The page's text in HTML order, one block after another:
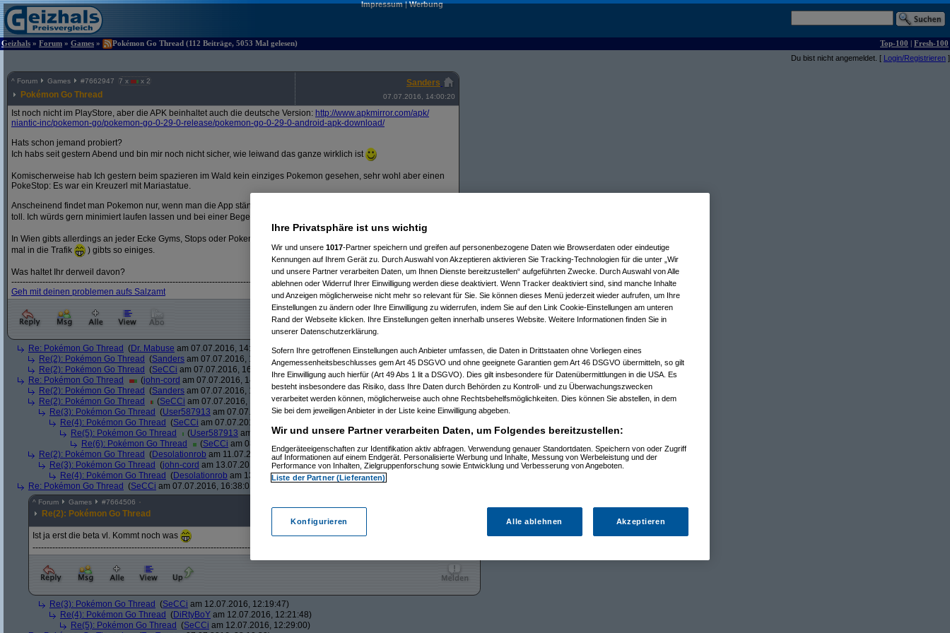
Impressum|Werbung
Geizhals » Forum » Games » Pokémon Go Thread (112 Beiträge, 5053 Mal gelesen) Top-100 | Fresh-100
Du bist nicht angemeldet. [ Login/Registrieren ]
^ Forum Games #7662947 7 x x 2
Pokémon Go Thread
Sanders
07.07.2016, 14:00:20
Ist noch nicht im PlayStore, aber die APK beinhaltet auch die deutsche Version: http://www.apkmirror.com/apk/
niantic-inc/pokemon-go/pokemon-go-0-29-0-release/pokemon-go-0-29-0-android-apk-download/
Hats schon jemand probiert?
Ich habs seit gestern Abend und bin mir noch nicht sicher, wie leiwand das ganze wirklich ist
Komischerweise hab Ich gestern beim spazieren im Wald kein einziges Pokemon gesehen, sehr wohl aber einen
PokeStop: Es war ein Kreuzerl mit Mariastatue.
Anscheinend findet man Pokemon nur, wenn man die App ständig im Vordergrund laufen hat. Das find Ich nicht so
toll. Ich würds gern minimiert laufen lassen und bei einer Begegnung per vibration informiert werden
In Wien gibts allerdings an jeder Ecke Gyms, Stops oder Pokemon. Bei mir rund ums Bürogebäude (ich musste halt
mal in die Trafik
) gibts so einiges.
Was haltet Ihr derweil davon?
-----------------------------------------------------------------------------------------------------------------------------
Geh mit deinen problemen aufs Salzamt
Re: Pokémon Go Thread (Dr. Mabuse am 07.07.2016, 14:16:24)
Re(2): Pokémon Go Thread (Sanders am 07.07.2016, 14:20:36)
Re(2): Pokémon Go Thread (SeCCi am 07.07.2016, 16:28:49)
Re: Pokémon Go Thread
(john-cord am 07.07.2016, 14:28:58)
Re(2): Pokémon Go Thread (Sanders am 07.07.2016, 15:38:04)
Re(2): Pokémon Go Thread
(SeCCi am 07.07.2016, 16:37:19)
Re(3): Pokémon Go Thread (User587913 am 07.07.2016, 23:00:36)
Re(4): Pokémon Go Thread (SeCCi am 07.07.2016, 23:28:50)
Re(5): Pokémon Go Thread
(User587913 am 08.07.2016, 11:16:30)
Re(6): Pokémon Go Thread
(SeCCi am 08.07.2016, 11:50:57)
Re(2): Pokémon Go Thread (Desolationrob am 11.07.2016, 14:51:26)
Re(3): Pokémon Go Thread (john-cord am 13.07.2016, 00:40:54)
Re(4): Pokémon Go Thread (Desolationrob am 13.07.2016, 13:36:50)
Re: Pokémon Go Thread (SeCCi am 07.07.2016, 16:38:01)
^ Forum Games #7664506
Re(2): Pokémon Go Thread
Ist ja erst die beta vl. Kommt noch was
-----------------------------------------------------------------------------------------------------
Re(3): Pokémon Go Thread (SeCCi am 12.07.2016, 12:19:47)
Re(4): Pokémon Go Thread (DiRtyBoY am 12.07.2016, 12:21:48)
Re(5): Pokémon Go Thread (SeCCi am 12.07.2016, 12:29:00)
Ihre Privatsphäre ist uns wichtig
Wir und unsere 1017-Partner speichern und greifen auf personenbezogene Daten wie Browserdaten oder eindeutige
Kennungen auf Ihrem Gerät zu. Durch Auswahl von Akzeptieren aktivieren Sie Tracking-Technologien für die unter „Wir
und unsere Partner verarbeiten Daten, um Ihnen Dienste bereitzustellen“ aufgeführten Zwecke. Durch Auswahl von Alle
ablehnen oder Widerruf Ihrer Einwilligung werden diese deaktiviert. Wenn Tracker deaktiviert sind, sind manche Inhalte
und Anzeigen möglicherweise nicht mehr so relevant für Sie. Sie können dieses Menü jederzeit wieder aufrufen, um Ihre
Einstellungen zu ändern oder Ihre Einwilligung zu widerrufen, indem Sie auf den Link Cookie-Einstellungen am unteren
Rand der Webseite klicken. Ihre Einstellungen gelten innerhalb unseres Website. Weitere Informationen finden Sie in
unserer Datenschutzerklärung.
Sofern Ihre getroffenen Einstellungen auch Anbieter umfassen, die Daten in Drittstaaten ohne Vorliegen eines
Angemessenheitsbeschlusses gem Art 45 DSGVO und ohne geeignete Garantien gem Art 46 DSGVO übermitteln, so gilt
Ihre Einwilligung auch hierfür (Art 49 Abs 1 lit a DSGVO). Dies gilt insbesondere für Datenübermittlungen in die USA. Es
besteht insbesondere das Risiko, dass Ihre Daten durch Behörden zu Kontroll- und zu Überwachungszwecken
verarbeitet werden können, möglicherweise auch ohne Rechtsbehelfsmöglichkeiten. Dies können Sie abstellen, in dem
Sie bei dem jeweiligen Anbieter in der Liste keine Einwilligung abgeben.
Wir und unsere Partner verarbeiten Daten, um Folgendes bereitzustellen:
Endgeräteeigenschaften zur Identifikation aktiv abfragen. Verwendung genauer Standortdaten. Speichern von oder Zugriff
auf Informationen auf einem Endgerät. Personalisierte Werbung und Inhalte, Messung von Werbeleistung und der
Performance von Inhalten, Zielgruppenforschung sowie Entwicklung und Verbesserung von Angeboten.
Liste der Partner (Lieferanten)
Konfigurieren Alle ablehnen Akzeptieren